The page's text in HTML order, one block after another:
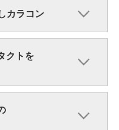
カラコン
クトを